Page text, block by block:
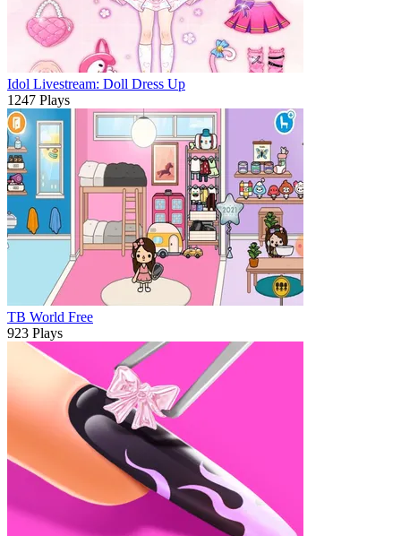
Idol Livestream: Doll Dress Up
1247 Plays
TB World Free
923 Plays